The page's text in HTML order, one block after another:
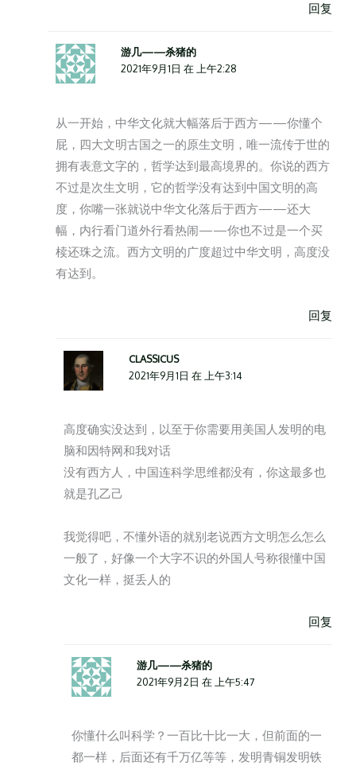
回复
游几——杀猪的
2021年9月1日 在 上午2:28
从一开始，中华文化就大幅落后于西方——你懂个
屁，四大文明古国之一的原生文明，唯一流传于世的
拥有表意文字的，哲学达到最高境界的。你说的西方
不过是次生文明，它的哲学没有达到中国文明的高
度，你嘴一张就说中华文化落后于西方——还大
幅，内行看门道外行看热闹——你也不过是一个买
椟还珠之流。西方文明的广度超过中华文明，高度没
有达到。
回复
CLASSICUS
2021年9月1日 在 上午3:14
高度确实没达到，以至于你需要用美国人发明的电
脑和因特网和我对话
没有西方人，中国连科学思维都没有，你这最多也
就是孔乙己
我觉得吧，不懂外语的就别老说西方文明怎么怎么
一般了，好像一个大字不识的外国人号称很懂中国
文化一样，挺丢人的
回复
游几——杀猪的
2021年9月2日 在 上午5:47
你懂什么叫科学？一百比十比一大，但前面的一
都一样，后面还有千万亿等等，发明青铜发明铁